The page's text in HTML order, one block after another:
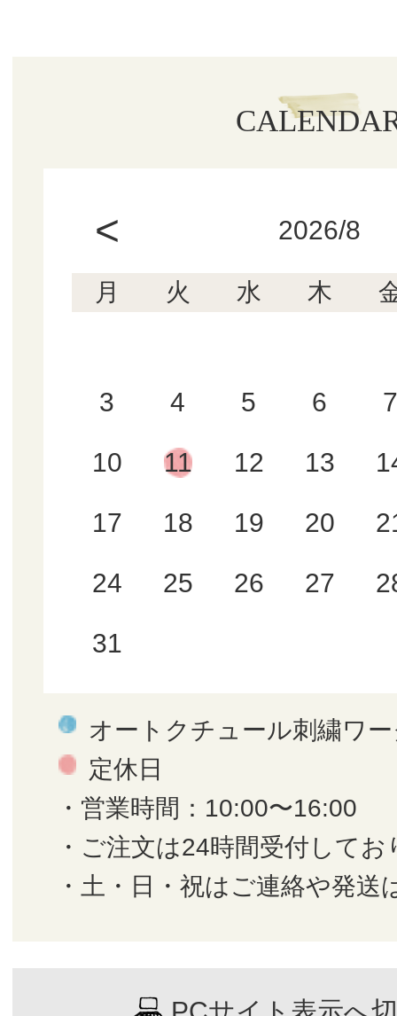
< 2026/8
月 火 水 木
3 4 5 6 7
10 11 12 13
17 18 19 20
24 25 26 27
31
オートクチュール刺繍ワ
定休日
・営業時間：10:00〜16:00
・ご注文は24時間受付してお
・土・日・祝はご連絡や発送